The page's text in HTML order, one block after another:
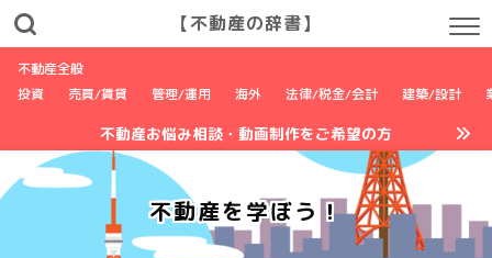
【不動産の辞書】
不動産全般
投資
売買/賃貸 管理/運用 海外 法律/税金/会計 建築/設計
不動産お悩み相談・動画制作をご希望の方
不動産を学ぼう！